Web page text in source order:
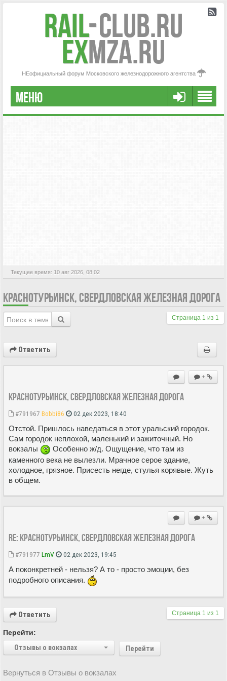
Rail-Club.RU
exMZA.RU
НЕофициальный форум Московского железнодорожного агентства
МЕНЮ
РЕГИСТРАЦИЯ
Текущее время: 10 авг 2026, 08:02
КРАСНОТУРЬИНСК, СВЕРДЛОВСКАЯ ЖЕЛЕЗНАЯ ДОРОГА
Страница 1 из 1
Ответить
+
Краснотурьинск, Свердловская железная дорога
#791967 Bobbi86 02 дек 2023, 18:40
Отстой. Пришлось наведаться в этот уральский городок.
Сам городок неплохой, маленький и зажиточный. Но
вокзалы
Особенно ж/д. Ощущение, что там из
каменного века не вылезли. Мрачное серое здание,
холодное, грязное. Присесть негде, стулья корявые. Жуть
в общем.
+
Re: Краснотурьинск, Свердловская железная дорога
#791977 LmV 02 дек 2023, 19:45
А поконкретней - нельзя? А то - просто эмоции, без
подробного описания.
Ответить Страница 1 из 1
Перейти:
Отзывы о вокзалах
Перейти
Вернуться в Отзывы о вокзалах